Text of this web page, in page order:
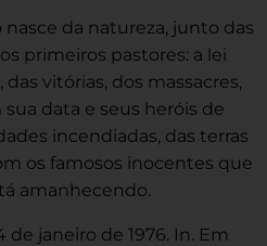
nasce da natureza, junto das
primeiros pastores: a lei
vitórias, dos massacres,
data e seus heróis de
incendiadas, das terras
os famosos inocentes que
amanhecendo.
de janeiro de 1976. In. Em